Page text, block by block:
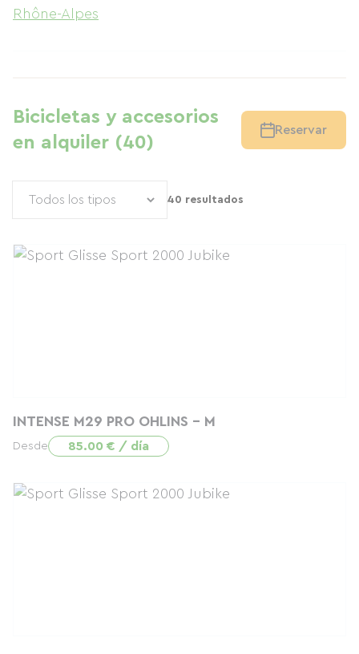
Rhône-Alpes
Bicicletas y accesorios
en alquiler (40)
Reservar
40 resultados
INTENSE M29 PRO OHLINS - M
Desde 85.00 € / día